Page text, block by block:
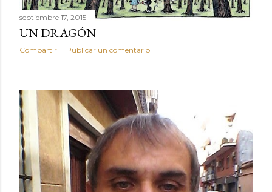
septiembre 17, 2015
UN DRAGÓN
Compartir Publicar un comentario